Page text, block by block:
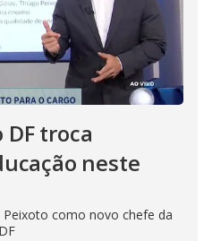
troca
neste
como novo chefe da